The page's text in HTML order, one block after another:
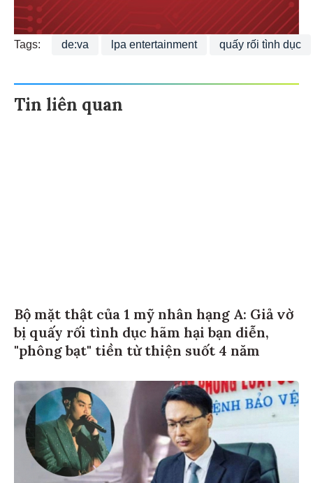
Tags: de:va lpa entertainment quấy rối tình dục
Tin liên quan
Bộ mặt thật của 1 mỹ nhân hạng A: Giả vờ
bị quấy rối tình dục hãm hại bạn diễn,
"phông bạt" tiền từ thiện suốt 4 năm